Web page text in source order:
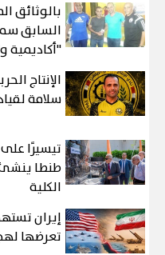
بالوثائق
السابق
"أكاديمية
الإنتاج
سلامة
تيسيرًا
طنطا
الكلية
إيران
تعرضها